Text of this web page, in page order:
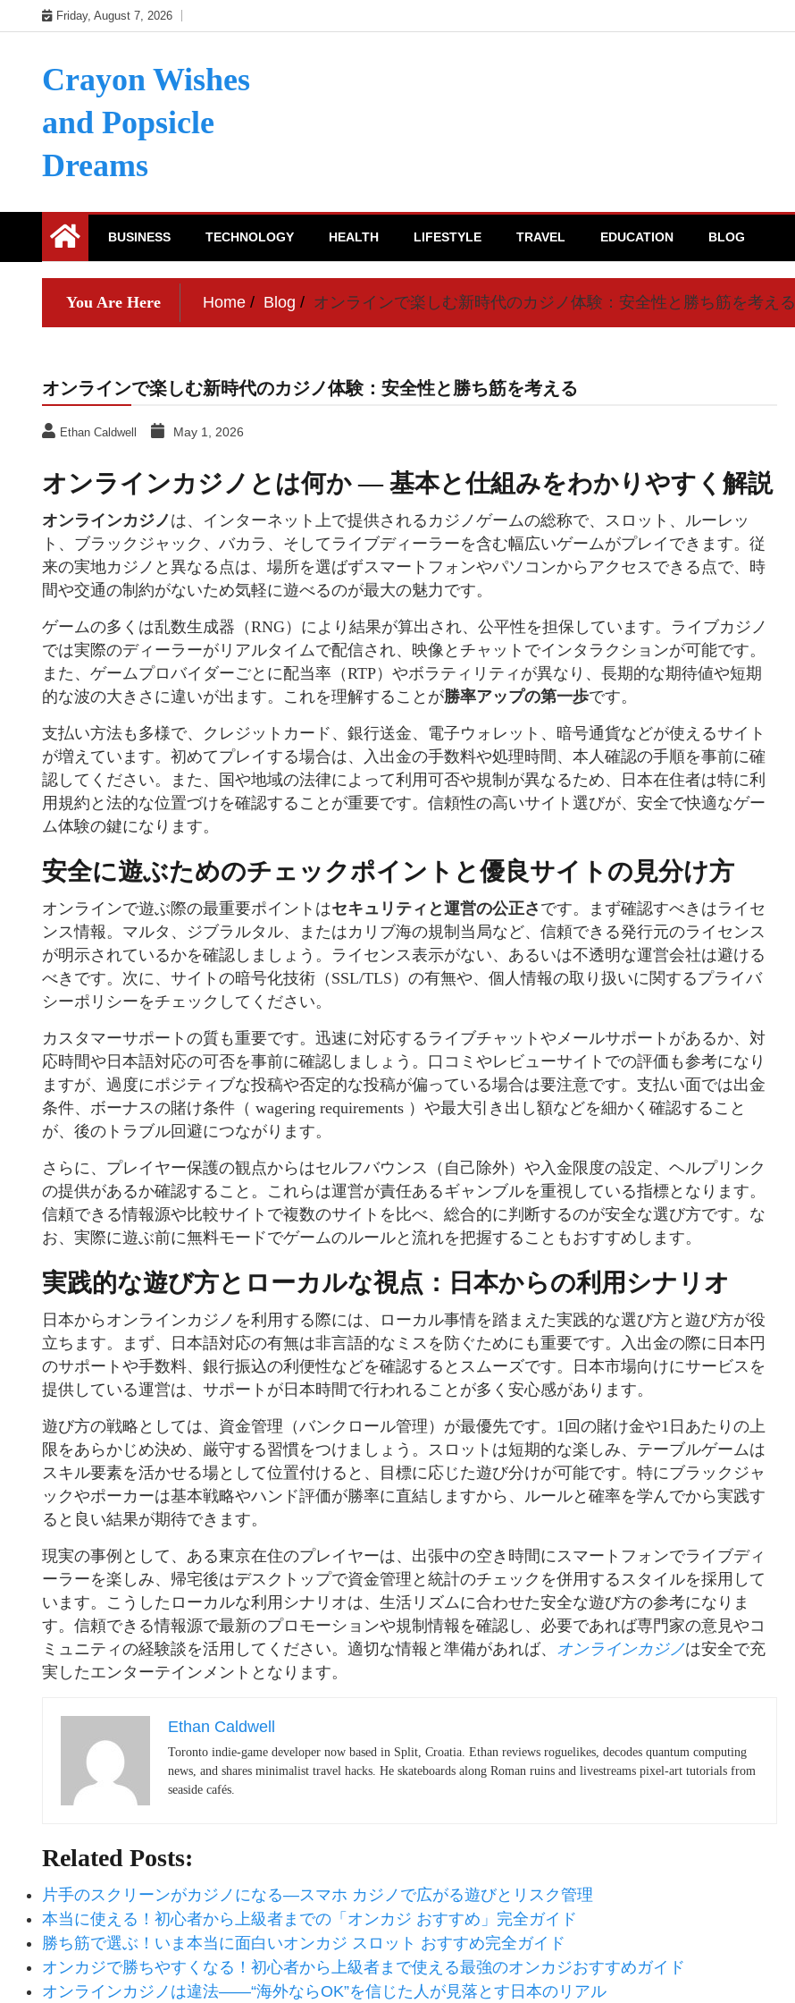
to
Friday, August 7, 2026
Crayon Wishes
and Popsicle
Dreams
BUSINESS TECHNOLOGY HEALTH LIFESTYLE TRAVEL EDUCATION BLOG
You Are Here Home Blog オンラインで楽しむ新時代のカジノ体験：安全性と勝ち筋を考える
オンラインで楽しむ新時代のカジノ体験：安全性と勝ち筋を考える
Ethan Caldwell May 1, 2026
オンラインカジノとは何か — 基本と仕組みをわかりやすく解説
オンラインカジノ は、インターネット上で提供されるカジノゲームの総称で、スロット、ルーレッ
ト、ブラックジャック、バカラ、そしてライブディーラーを含む幅広いゲームがプレイできます。従
来の実地カジノと異なる点は、場所を選ばずスマートフォンやパソコンからアクセスできる点で、時
間や交通の制約がないため気軽に遊べるのが最大の魅力です。
ゲームの多くは乱数生成器（RNG）により結果が算出され、公平性を担保しています。ライブカジノ
では実際のディーラーがリアルタイムで配信され、映像とチャットでインタラクションが可能です。
また、ゲームプロバイダーごとに配当率（RTP）やボラティリティが異なり、長期的な期待値や短期
的な波の大きさに違いが出ます。これを理解することが勝率アップの第一歩です。
支払い方法も多様で、クレジットカード、銀行送金、電子ウォレット、暗号通貨などが使えるサイト
が増えています。初めてプレイする場合は、入出金の手数料や処理時間、本人確認の手順を事前に確
認してください。また、国や地域の法律によって利用可否や規制が異なるため、日本在住者は特に利
用規約と法的な位置づけを確認することが重要です。信頼性の高いサイト選びが、安全で快適なゲー
ム体験の鍵になります。
安全に遊ぶためのチェックポイントと優良サイトの見分け方
オンラインで遊ぶ際の最重要ポイントはセキュリティと運営の公正さ です。まず確認すべきはライセ
ンス情報。マルタ、ジブラルタル、またはカリブ海の規制当局など、信頼できる発行元のライセンス
が明示されているかを確認しましょう。ライセンス表示がない、あるいは不透明な運営会社は避ける
べきです。次に、サイトの暗号化技術（SSL/TLS）の有無や、個人情報の取り扱いに関するプライバ
シーポリシーをチェックしてください。
カスタマーサポートの質も重要です。迅速に対応するライブチャットやメールサポートがあるか、対
応時間や日本語対応の可否を事前に確認しましょう。口コミやレビューサイトでの評価も参考になり
ますが、過度にポジティブな投稿や否定的な投稿が偏っている場合は要注意です。支払い面では出金
条件、ボーナスの賭け条件（ wagering requirements ）や最大引き出し額などを細かく確認すること
が、後のトラブル回避につながります。
さらに、プレイヤー保護の観点からはセルフバウンス（自己除外）や入金限度の設定、ヘルプリンク
の提供があるか確認すること。これらは運営が責任あるギャンブルを重視している指標となります。
信頼できる情報源や比較サイトで複数のサイトを比べ、総合的に判断するのが安全な選び方です。な
お、実際に遊ぶ前に無料モードでゲームのルールと流れを把握することもおすすめします。
実践的な遊び方とローカルな視点：日本からの利用シナリオ
日本からオンラインカジノを利用する際には、ローカル事情を踏まえた実践的な選び方と遊び方が役
立ちます。まず、日本語対応の有無は非言語的なミスを防ぐためにも重要です。入出金の際に日本円
のサポートや手数料、銀行振込の利便性などを確認するとスムーズです。日本市場向けにサービスを
提供している運営は、サポートが日本時間で行われることが多く安心感があります。
遊び方の戦略としては、資金管理（バンクロール管理）が最優先です。1回の賭け金や1日あたりの上
限をあらかじめ決め、厳守する習慣をつけましょう。スロットは短期的な楽しみ、テーブルゲームは
スキル要素を活かせる場として位置付けると、目標に応じた遊び分けが可能です。特にブラックジャ
ックやポーカーは基本戦略やハンド評価が勝率に直結しますから、ルールと確率を学んでから実践す
ると良い結果が期待できます。
現実の事例として、ある東京在住のプレイヤーは、出張中の空き時間にスマートフォンでライブディ
ーラーを楽しみ、帰宅後はデスクトップで資金管理と統計のチェックを併用するスタイルを採用して
います。こうしたローカルな利用シナリオは、生活リズムに合わせた安全な遊び方の参考になりま
す。信頼できる情報源で最新のプロモーションや規制情報を確認し、必要であれば専門家の意見やコ
ミュニティの経験談を活用してください。適切な情報と準備があれば、 オンラインカジノは安全で充
実したエンターテインメントとなります。
Ethan Caldwell
Toronto indie-game developer now based in Split, Croatia. Ethan reviews roguelikes, decodes quantum computing
news, and shares minimalist travel hacks. He skateboards along Roman ruins and livestreams pixel-art tutorials from
seaside cafés.
Related Posts:
片手のスクリーンがカジノになる—スマホ カジノで広がる遊びとリスク管理
本当に使える！初心者から上級者までの「オンカジ おすすめ」完全ガイド
勝ち筋で選ぶ！いま本当に面白いオンカジ スロット おすすめ完全ガイド
オンカジで勝ちやすくなる！初心者から上級者まで使える最強のオンカジおすすめガイド
オンラインカジノは違法——“海外ならOK”を信じた人が見落とす日本のリアル